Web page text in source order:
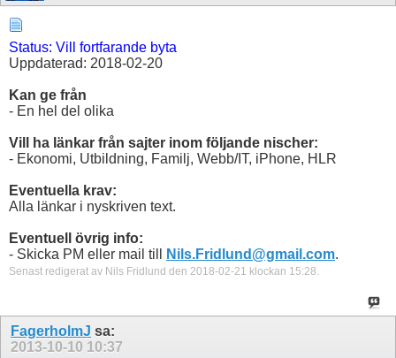
Status: Vill fortfarande byta
Uppdaterad: 2018-02-20
Kan ge från
- En hel del olika
Vill ha länkar från sajter inom följande nischer:
- Ekonomi, Utbildning, Familj, Webb/IT, iPhone, HLR
Eventuella krav:
Alla länkar i nyskriven text.
Eventuell övrig info:
- Skicka PM eller mail till
Nils.Fridlund@gmail.com.
Senast redigerat av Nils Fridlund den 2018-02-21 klockan 15:28.
FagerholmJ sa:
2013-10-10 10:37